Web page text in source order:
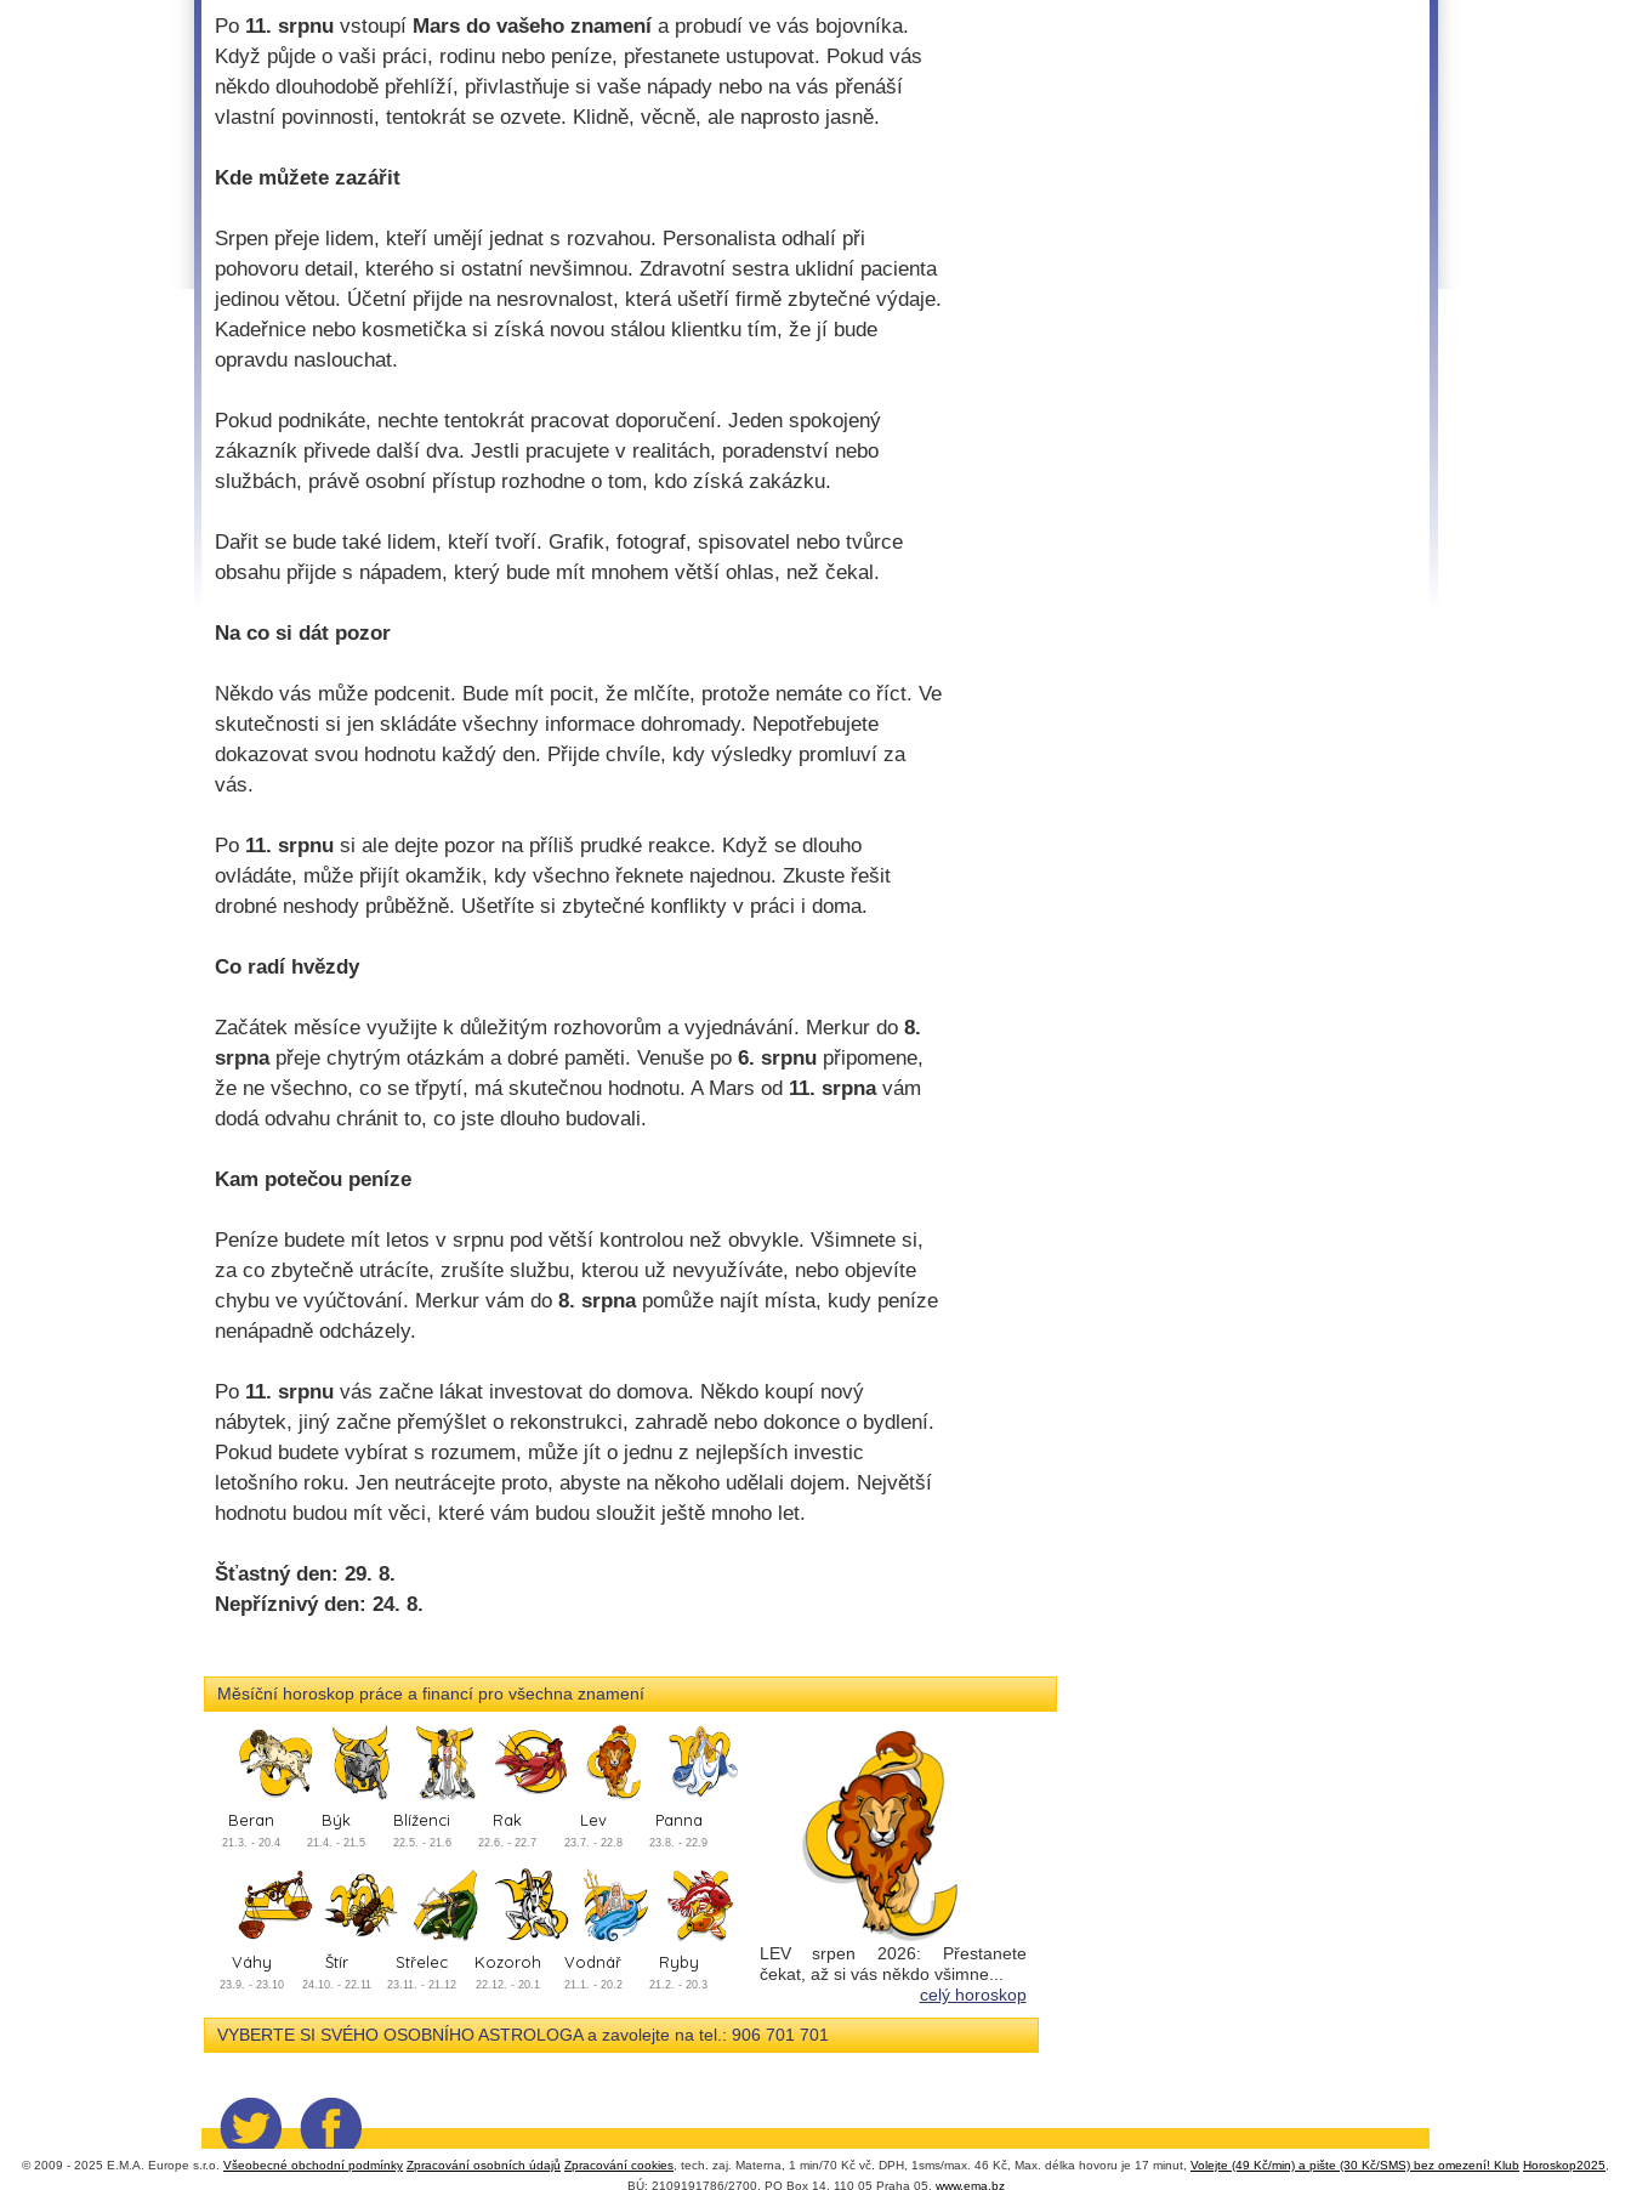
Po 11. srpnuvstoupí Mars do vašeho znamenía probudí ve vás bojovníka.
Když půjde o vaši práci, rodinu nebo peníze, přestanete ustupovat. Pokud vás
někdo dlouhodobě přehlíží, přivlastňuje si vaše nápady nebo na vás přenáší
vlastní povinnosti, tentokrát se ozvete. Klidně, věcně, ale naprosto jasně.
Kde můžete zazářit
Srpen přeje lidem, kteří umějí jednat s rozvahou. Personalista odhalí při
pohovoru detail, kterého si ostatní nevšimnou. Zdravotní sestra uklidní pacienta
jedinou větou. Účetní přijde na nesrovnalost, která ušetří firmě zbytečné výdaje.
Kadeřnice nebo kosmetička si získá novou stálou klientku tím, že jí bude
opravdu naslouchat.
Pokud podnikáte, nechte tentokrát pracovat doporučení. Jeden spokojený
zákazník přivede další dva. Jestli pracujete v realitách, poradenství nebo
službách, právě osobní přístup rozhodne o tom, kdo získá zakázku.
Dařit se bude také lidem, kteří tvoří. Grafik, fotograf, spisovatel nebo tvůrce
obsahu přijde s nápadem, který bude mít mnohem větší ohlas, než čekal.
Na co si dát pozor
Někdo vás může podcenit. Bude mít pocit, že mlčíte, protože nemáte co říct. Ve
skutečnosti si jen skládáte všechny informace dohromady. Nepotřebujete
dokazovat svou hodnotu každý den. Přijde chvíle, kdy výsledky promluví za
vás.
Po 11. srpnusi ale dejte pozor na příliš prudké reakce. Když se dlouho
ovládáte, může přijít okamžik, kdy všechno řeknete najednou. Zkuste řešit
drobné neshody průběžně. Ušetříte si zbytečné konflikty v práci i doma.
Co radí hvězdy
Začátek měsíce využijte k důležitým rozhovorům a vyjednávání. Merkur do8.
srpna přeje chytrým otázkám a dobré paměti. Venuše po 6. srpnu připomene,
že ne všechno, co se třpytí, má skutečnou hodnotu. A Mars od 11. srpnavám
dodá odvahu chránit to, co jste dlouho budovali.
Kam potečou peníze
Peníze budete mít letos v srpnu pod větší kontrolou než obvykle. Všimnete si,
za co zbytečně utrácíte, zrušíte službu, kterou už nevyužíváte, nebo objevíte
chybu ve vyúčtování. Merkur vám do8. srpnapomůže najít místa, kudy peníze
nenápadně odcházely.
Po 11. srpnuvás začne lákat investovat do domova. Někdo koupí nový
nábytek, jiný začne přemýšlet o rekonstrukci, zahradě nebo dokonce o bydlení.
Pokud budete vybírat s rozumem, může jít o jednu z nejlepších investic
letošního roku. Jen neutrácejte proto, abyste na někoho udělali dojem. Největší
hodnotu budou mít věci, které vám budou sloužit ještě mnoho let.
Šťastný den: 29. 8.
Nepříznivý den: 24. 8.
Měsíční horoskop práce a financí pro všechna znamení
Beran
21.3. - 20.4
Býk
21.4. - 21.5
Blíženci
22.5. - 21.6
Rak
22.6. - 22.7
Lev
23.7. - 22.8
Panna
23.8. - 22.9
Váhy
23.9. - 23.10
Štír
24.10. - 22.11
Střelec
23.11. - 21.12
Kozoroh
22.12. - 20.1
Vodnář
21.1. - 20.2
Ryby
21.2. - 20.3
LEV srpen 2026: Přestanete
čekat, až si vás někdo všimne...
celý horoskop
VYBERTE SI SVÉHO OSOBNÍHO ASTROLOGA a zavolejte na tel.: 906 701 701
© 2009 - 2025 E.M.A. Europe s.r.o. Všeobecné obchodní podmínky Zpracování osobních údajů Zpracování cookies , tech. zaj. Materna, 1 min/70 Kč vč. DPH, 1sms/max. 46 Kč, Max. délka hovoru je 17 minut, Volejte (49 Kč/min) a pište (30 Kč/SMS) bez omezení! Klub Horoskop2025
BÚ: 2109191786/2700, PO Box 14, 110 05 Praha 05, www.ema.bz